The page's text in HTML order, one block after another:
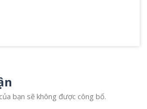
bạn sẽ không được công bố.